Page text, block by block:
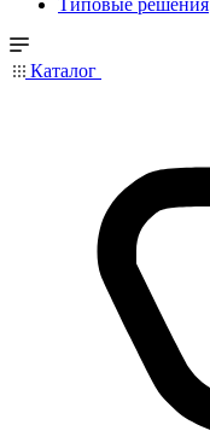
Типовые решения
Каталог